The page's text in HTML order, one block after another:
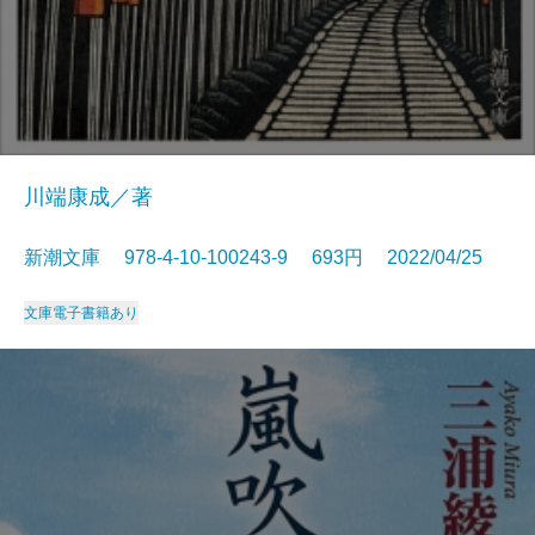
川端康成／著
新潮文庫 978-4-10-100243-9 693円 2022/04/25
文庫電子書籍あり